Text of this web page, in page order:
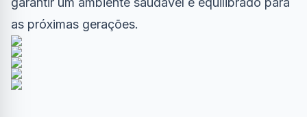
as próximas gerações.